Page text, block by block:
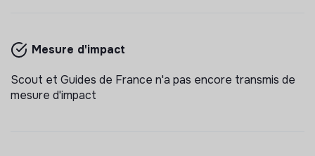
Mesure d'impact
Scout et Guides de France n'a pas encore transmis de
mesure d'impact